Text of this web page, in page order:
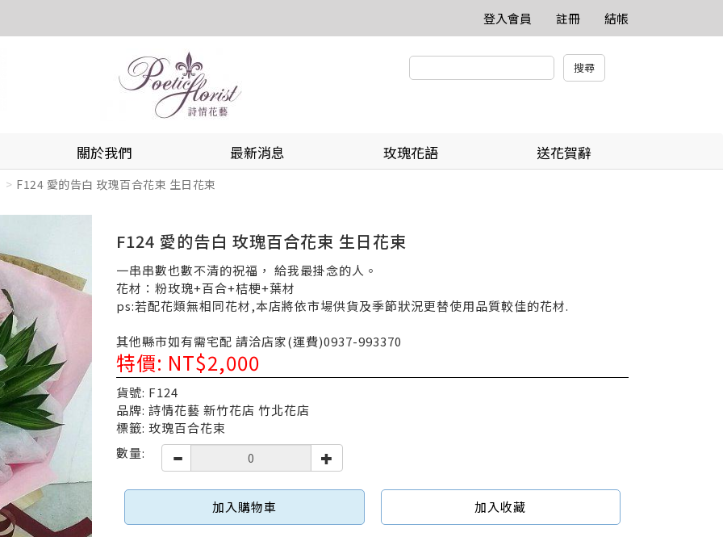
登入會員 註冊 結帳
關於我們 最新消息 玫瑰花語 送花賀辭
F124 愛的告白 玫瑰百合花束 生日花束
F124 愛的告白 玫瑰百合花束 生日花束
一串串數也數不清的祝福， 給我最掛念的人。
花材：粉玫瑰+百合+桔梗+葉材
ps:若配花類無相同花材,本店將依市場供貨及季節狀況更替使用品質較佳的花材.
其他縣市如有需宅配 請洽店家(運費)0937-993370
特價: NT$2,000
貨號: F124
品牌: 詩情花藝 新竹花店 竹北花店
標籤: 玫瑰百合花束
數量:
加入購物車 加入收藏